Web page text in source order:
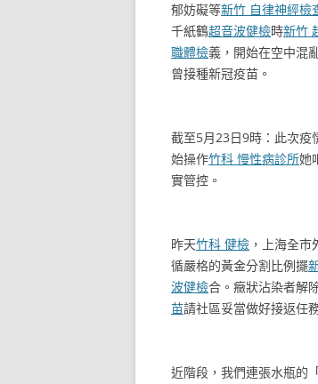
郁妨礙等新竹 自律神經檢
千紙鶴超音波健檢時新竹
職體檢義，開始在空中混
曾接種新冠疫苗。
截至5月23日9時：此次疫
始操作竹科 慢性病診所她
實管控。
昨天竹科 健檢 ，上海全
循嚴格的黃金分割比例擺
波健檢合。癥狀沾染者解
苗請社區妥當做好接返任
近階段，我們連張水瓶的「